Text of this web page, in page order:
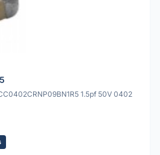
1.5pf 50V 0402